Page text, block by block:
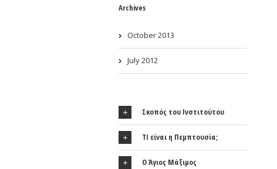
Archives
October 2013
July 2012
Σκοπός του Ινστιτούτου
ΤΙ είναι η Πεμπτουσία;
Ο Άγιος Μάξιμος